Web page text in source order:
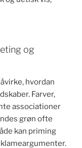
og
hvordan
Farver,
associationer
grøn ofte
kan priming